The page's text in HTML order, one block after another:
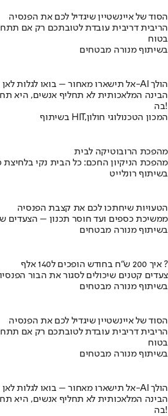
הסוד של איינשטיין שיגדיל לכם את הפנסיה
הריבית דריבית עובדת לטובתכם רק אם
בטוח
בשיתוף מנורה מבטחים
אל תישארו מאחור – בואו לגלות לאן ה-AI הולך
הבינה המלאכותית לא תחליף אנשים, היא
בה!
בשיתוף HIT,המכון הטכנולוגי חולון
מהפכת הרובוטיקה לבית
מהפכת הניקיון החכם: כל הבית נקי בלחיצת
בשיתוף רונלייט
הטעויות שיחתכו לכם את קצבת הפנסיה
ממשיכת כספים ועד חוסר תכנון – הצעדים
בשיתוף מנורה מבטחים
איך 200 ש"ח בחודש הופכים ל140 אלף ?
צעדים קטנים שיכולים לסגור את הבור
בשיתוף מנורה מבטחים
הסוד של איינשטיין שיגדיל לכם את הפנסיה
הריבית דריבית עובדת לטובתכם רק אם
בטוח
בשיתוף מנורה מבטחים
אל תישארו מאחור – בואו לגלות לאן ה-AI הולך
הבינה המלאכותית לא תחליף אנשים, היא
בה!